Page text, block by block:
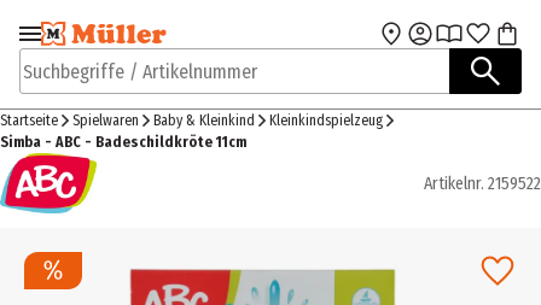
Zur Navigation
springen
Zum Hauptinhalt
Suchbegriffe / Artikelnummer
Startseite Spielwaren Baby & Kleinkind
Kleinkindspielzeug
Simba - ABC - Badeschildkröte 11cm
Artikelnr. 2159522